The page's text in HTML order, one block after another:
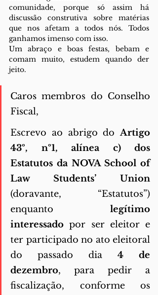
comunidade, porque só assim há
discussão construtiva sobre matérias
que nos afetam a todos nós. Todos
ganhamos imenso com isso.
Um abraço e boas festas, bebam e
comam muito, estudem quando der
jeito.
Caros membros do Conselho
Fiscal,
Escrevo ao abrigo do Artigo
43º, nº1, alínea c) dos
Estatutos da NOVA School of
(doravante, “Estatutos”)
enquanto legítimo
interessado por ser eleitor e
ter participado no ato eleitoral
do passado dia 4 de
dezembro, para pedir a
fiscalização, conforme os